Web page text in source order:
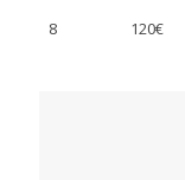
8
120€